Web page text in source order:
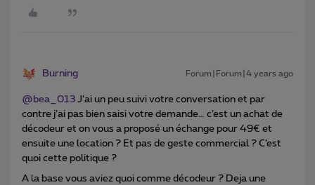
Burning Forum|Forum|4 years ago
@bea_013 J’ai un peu suivi votre conversation et par
contre j’ai pas bien saisi votre demande… c’est un achat de
décodeur et on vous a proposé un échange pour 49€ et
ensuite une location ? Et pas de geste commercial ? C’est
quoi cette politique ?
A la base vous aviez quoi comme décodeur ? Deja une